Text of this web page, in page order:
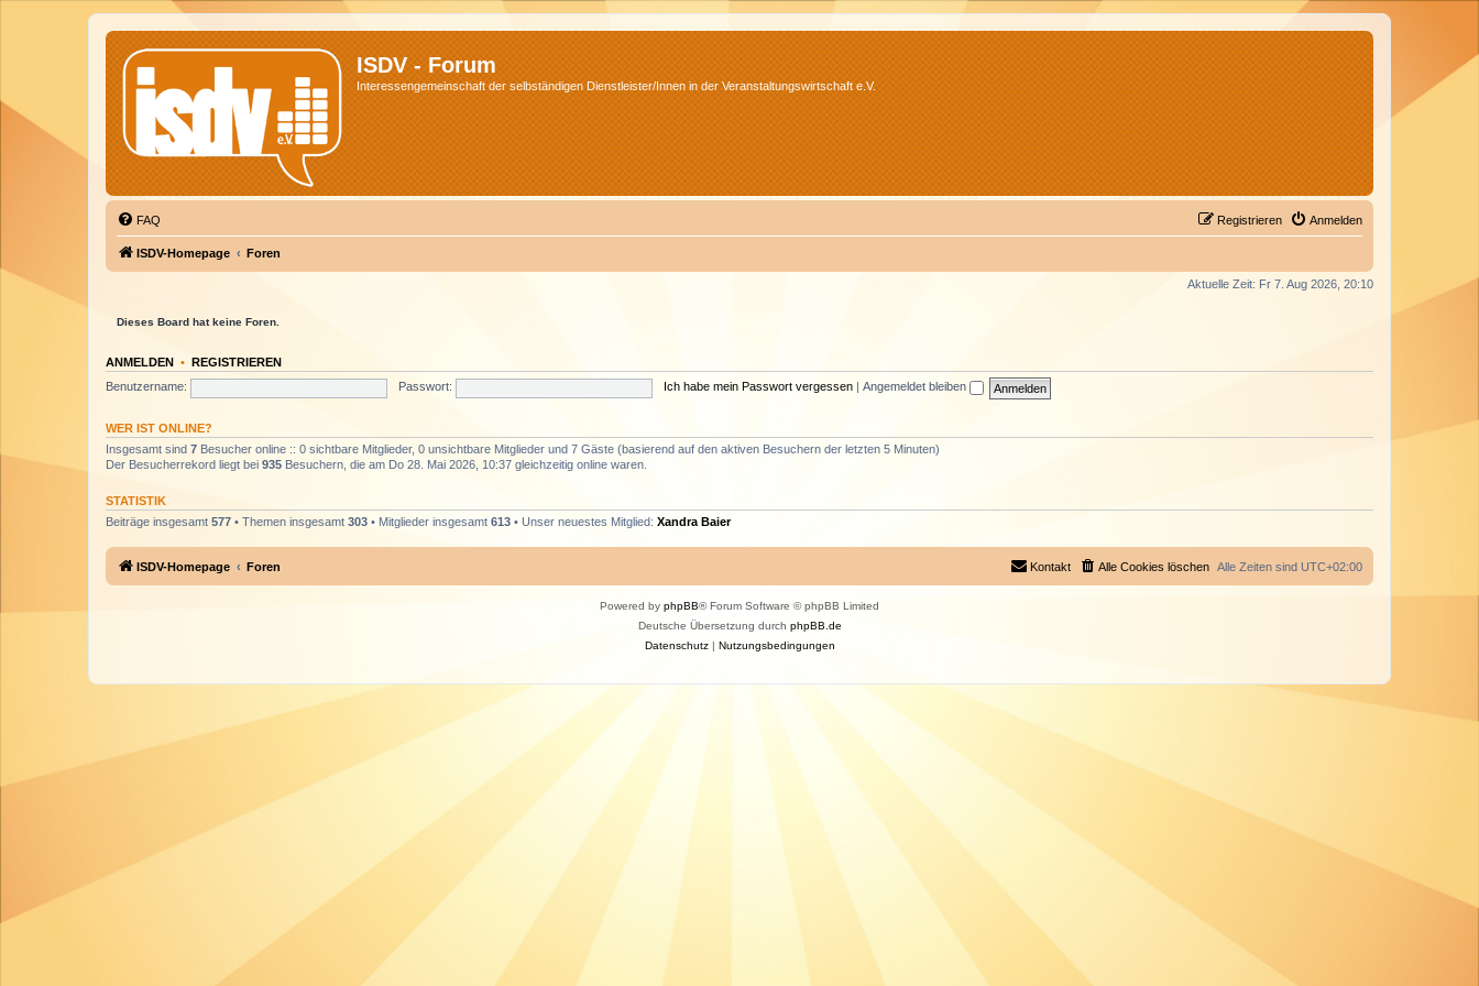
ISDV - Forum
Interessengemeinschaft der selbständigen Dienstleister/Innen in der Veranstaltungswirtschaft e.V.
FAQ Anmelden
Registrieren
ISDV-Homepage Foren
Aktuelle Zeit: Fr 7. Aug 2026, 20:10
Dieses Board hat keine Foren.
ANMELDEN • REGISTRIEREN
Benutzername:
Passwort: Ich habe mein Passwort vergessen Angemeldet bleiben
WER IST ONLINE?
Insgesamt sind 7 Besucher online :: 0 sichtbare Mitglieder, 0 unsichtbare Mitglieder und 7 Gäste (basierend auf den aktiven Besuchern der letzten 5 Minuten)
Der Besucherrekord liegt bei 935 Besuchern, die am Do 28. Mai 2026, 10:37 gleichzeitig online waren.
STATISTIK
Beiträge insgesamt 577 • Themen insgesamt 303 • Mitglieder insgesamt 613 • Unser neuestes Mitglied: Xandra Baier
ISDV-Homepage Foren Alle Zeiten sind UTC+02:00
Alle Cookies löschen
Kontakt
Powered by phpBB® Forum Software © phpBB Limited
Deutsche Übersetzung durch phpBB.de
Datenschutz| Nutzungsbedingungen